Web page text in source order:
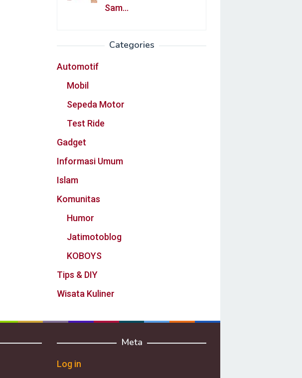
Sam…
Categories
Automotif
Mobil
Sepeda Motor
Test Ride
Gadget
Informasi Umum
Islam
Komunitas
Humor
Jatimotoblog
KOBOYS
Tips & DIY
Wisata Kuliner
Meta
Log in